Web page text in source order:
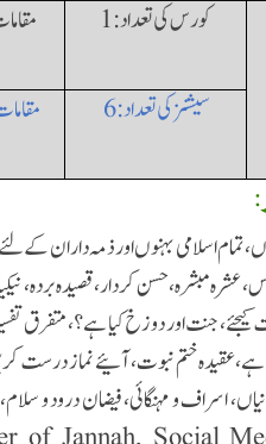
کورس کی تعداد: 1
سیشنز کی تعداد: 6
میں بچوں،تمام اسلامی بہنوں اور ذمہ
مبشرہ،حسن کردار، قصیدہ بردہ ،
کیجئے، جنت اور دوزخ کیا ہے؟،
ہے،عقیدہ ختم نبوت، آئیے نماز درست
اسراف و مہنگائی، فیضان درود و